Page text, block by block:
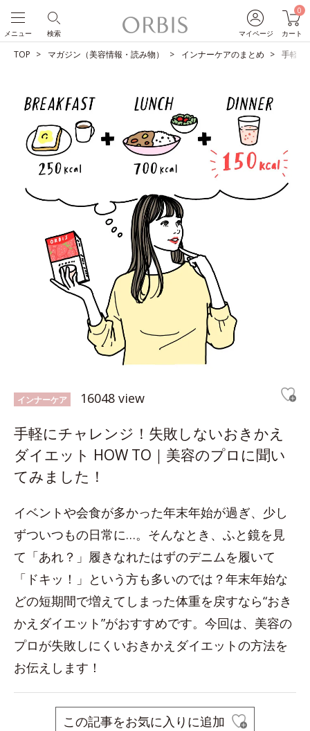
マイページ
0
カート
検索
メニュー
TOP マガジン（美容情報・読み物） インナーケアのまとめ 手軽に
インナーケア 16048 view
手軽にチャレンジ！失敗しないおきかえ
ダイエット HOW TO｜美容のプロに聞い
てみました！
イベントや会食が多かった年末年始が過ぎ、少し
ずついつもの日常に…。そんなとき、ふと鏡を見
て「あれ？」履きなれたはずのデニムを履いて
「ドキッ！」という方も多いのでは？年末年始な
どの短期間で増えてしまった体重を戻すなら“おき
かえダイエット”がおすすめです。今回は、美容の
プロが失敗しにくいおきかえダイエットの方法を
お伝えします！
この記事をお気に入りに追加